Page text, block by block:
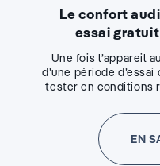
Le confort
essai
Une fois l’appareil
d’une période
tester en conditions
EN